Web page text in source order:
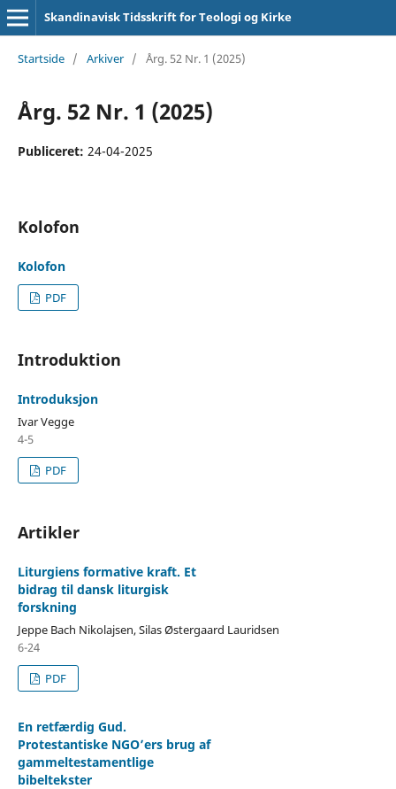
Skandinavisk Tidsskrift for Teologi og Kirke
Startside / Arkiver / Årg. 52 Nr. 1 (2025)
Årg. 52 Nr. 1 (2025)
Publiceret: 24-04-2025
Kolofon
Kolofon
PDF
Introduktion
Introduksjon
Ivar Vegge
4-5
PDF
Artikler
Liturgiens formative kraft. Et
bidrag til dansk liturgisk
forskning
Jeppe Bach Nikolajsen, Silas Østergaard Lauridsen
6-24
PDF
En retfærdig Gud.
Protestantiske NGO’ers brug af
gammeltestamentlige
bibeltekster